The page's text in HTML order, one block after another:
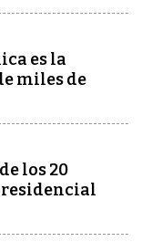
es la
miles de
los 20